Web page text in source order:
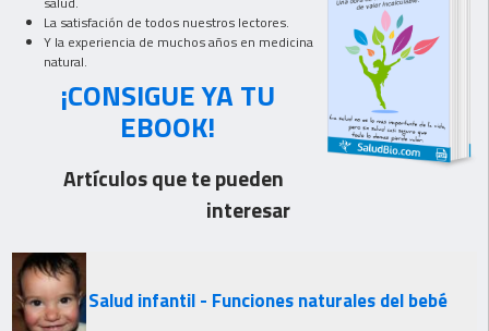
La satisfación de todos nuestros lectores.
Y la experiencia de muchos años en medicina
natural.
¡CONSIGUE YA TU
EBOOK!
Artículos que te pueden
interesar
Salud infantil - Funciones naturales del bebé